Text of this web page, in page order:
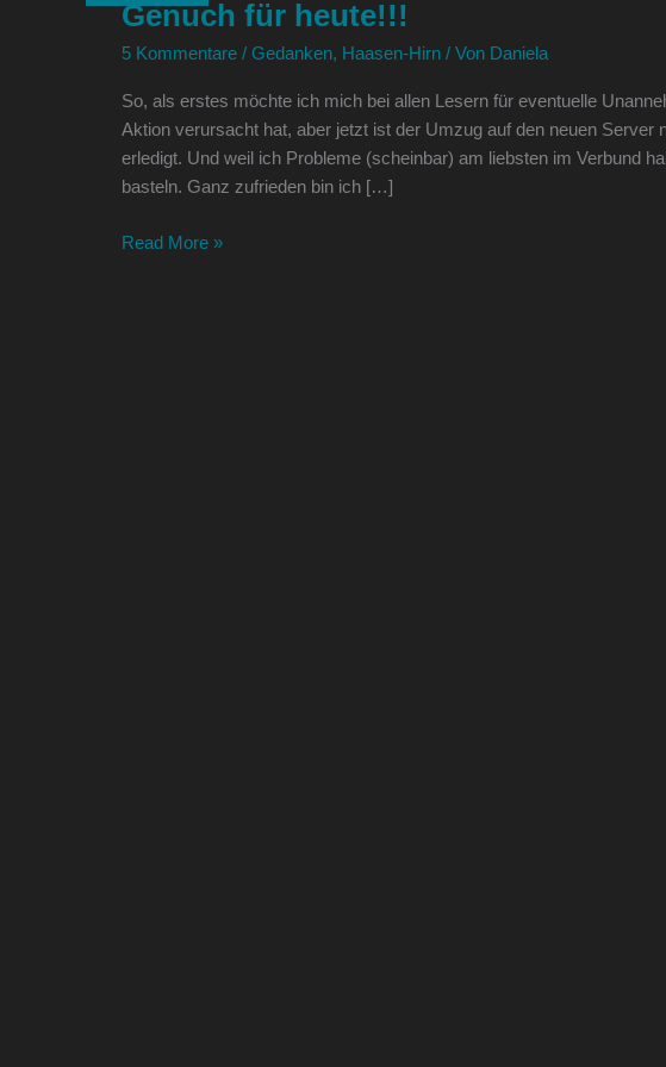
Genuch für heute!!!
5 Kommentare / Gedanken, Haasen-Hirn / Von Daniela
So, als erstes möchte ich mich bei allen Lesern für eventuelle
Aktion verursacht hat, aber jetzt ist der Umzug auf den neuen
erledigt. Und weil ich Probleme (scheinbar) am liebsten im Verbund
basteln. Ganz zufrieden bin ich […]
heute!!!
Read More »